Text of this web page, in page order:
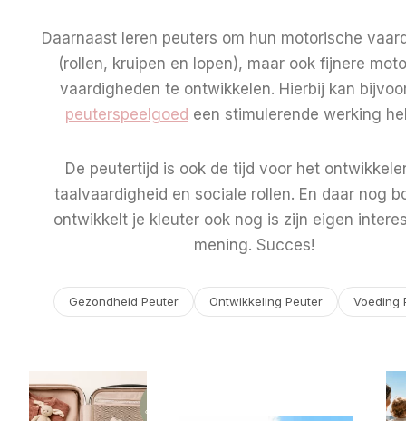
Daarnaast leren peuters om hun motorische
(rollen, kruipen en lopen), maar ook fijnere
vaardigheden te ontwikkelen. Hierbij kan
peuterspeelgoed een stimulerende werking
De peutertijd is ook de tijd voor het
taalvaardigheid en sociale rollen. En daar nog
ontwikkelt je kleuter ook nog is zijn eigen
mening. Succes!
Gezondheid Peuter Ontwikkeling Peuter Voeding